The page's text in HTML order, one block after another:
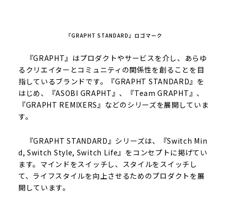
『GRAPHT STANDARD』ロゴマーク
『GRAPHT』はプロダクトやサービスを介し、あらゆ
るクリエイターとコミュニティの関係性を創ることを目
指しているブランドです。『GRAPHT STANDARD』を
はじめ、『ASOBI GRAPHT』、『Team GRAPHT』、
『GRAPHT REMIXERS』などのシリーズを展開していま
す。
『GRAPHT STANDARD』シリーズは、『Switch Min
d, Switch Style, Switch Life』をコンセプトに掲げてい
ます。マインドをスイッチし、スタイルをスイッチし
て、ライフスタイルを向上させるためのプロダクトを展
開しています。